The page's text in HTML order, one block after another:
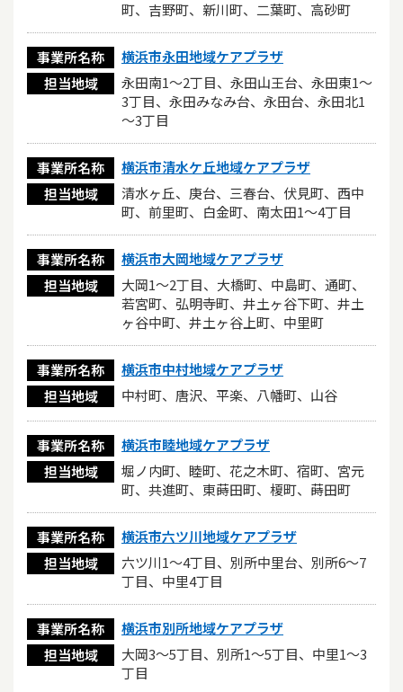
町、吉野町、新川町、二葉町、高砂町
事業所名称
横浜市永田地域ケアプラザ
担当地域
永田南1～2丁目、永田山王台、永田東1～
3丁目、永田みなみ台、永田台、永田北1
～3丁目
事業所名称
横浜市清水ケ丘地域ケアプラザ
担当地域
清水ヶ丘、庚台、三春台、伏見町、西中
町、前里町、白金町、南太田1～4丁目
事業所名称
横浜市大岡地域ケアプラザ
担当地域
大岡1～2丁目、大橋町、中島町、通町、
若宮町、弘明寺町、井土ヶ谷下町、井土
ヶ谷中町、井土ヶ谷上町、中里町
事業所名称
横浜市中村地域ケアプラザ
担当地域
中村町、唐沢、平楽、八幡町、山谷
事業所名称
横浜市睦地域ケアプラザ
担当地域
堀ノ内町、睦町、花之木町、宿町、宮元
町、共進町、東蒔田町、榎町、蒔田町
事業所名称
横浜市六ツ川地域ケアプラザ
担当地域
六ツ川1～4丁目、別所中里台、別所6～7
丁目、中里4丁目
事業所名称
横浜市別所地域ケアプラザ
担当地域
大岡3～5丁目、別所1～5丁目、中里1～3
丁目